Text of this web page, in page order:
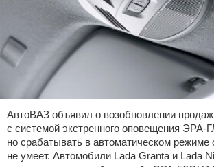
АвтоВАЗ объявил о возобновлении
с системой экстренного оповещения
но срабатывать в автоматическом
не умеет. Автомобили Lada Granta и Lada